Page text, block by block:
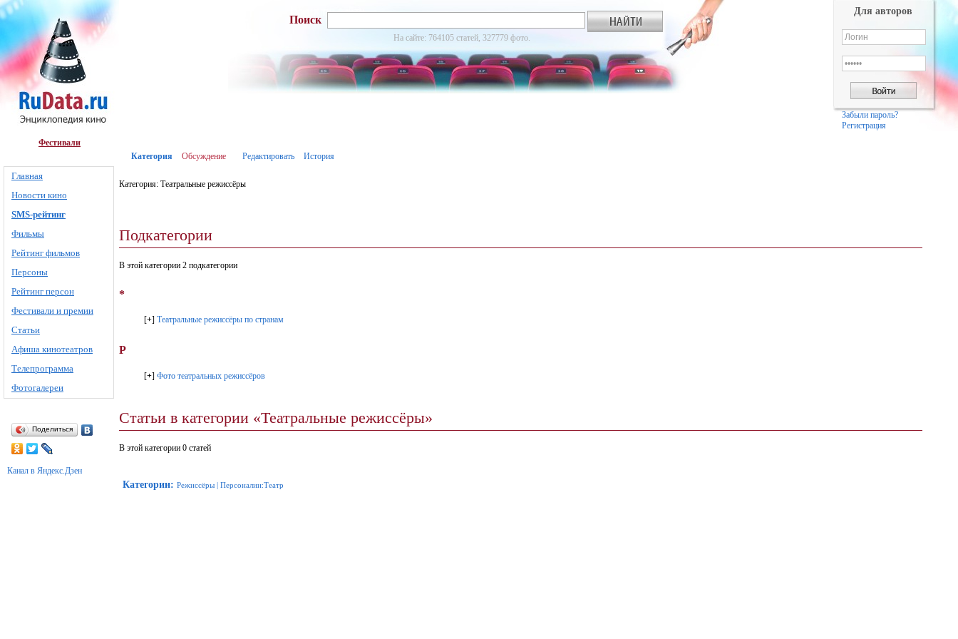
Фестивали
Главная
Новости кино
SMS-рейтинг
Фильмы
Рейтинг фильмов
Персоны
Рейтинг персон
Фестивали и премии
Статьи
Афиша кинотеатров
Телепрограмма
Фотогалереи
Поделиться
Канал в Яндекс.Дзен
Поиск
На сайте: 764105 статей, 327779 фото.
Для авторов
Забыли пароль?
Регистрация
Категория Обсуждение Редактировать История
Категория: Театральные режиссёры
Подкатегории
В этой категории 2 подкатегории
*
[+] Театральные режиссёры по странам
Р
[+] Фото театральных режиссёров
Статьи в категории «Театральные режиссёры»
В этой категории 0 статей
Категории: Режиссёры | Персоналии:Театр